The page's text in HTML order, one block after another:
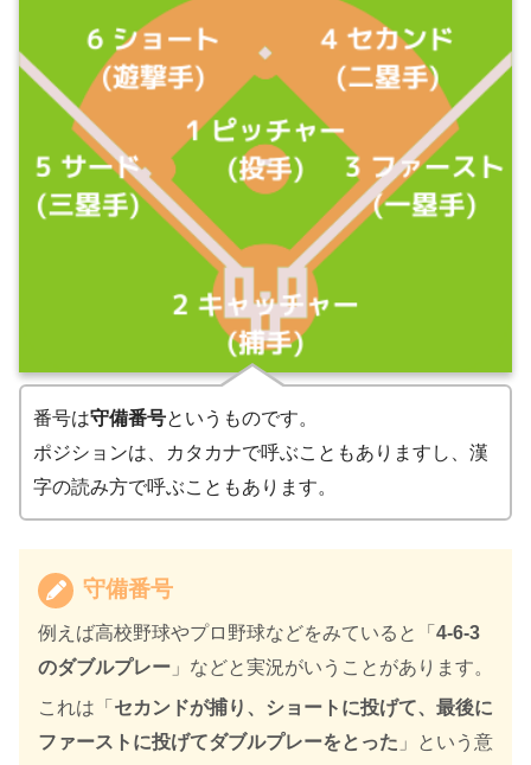
番号は守備番号というものです。
ポジションは、カタカナで呼ぶこともありますし、漢
字の読み方で呼ぶこともあります。
守備番号
例えば高校野球やプロ野球などをみていると「 4-6-3
のダブルプレー 」などと実況がいうことがあります。
これは「 セカンドが捕り、ショートに投げて、最後に
ファーストに投げてダブルプレーをとった 」という意